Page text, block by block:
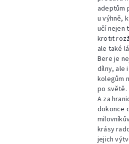
adeptům
u výhně,
učí nejen
krotit
ale také
Bere je
dílny, ale
kolegům
po světě.
A za
dokonce
krásy
jejich